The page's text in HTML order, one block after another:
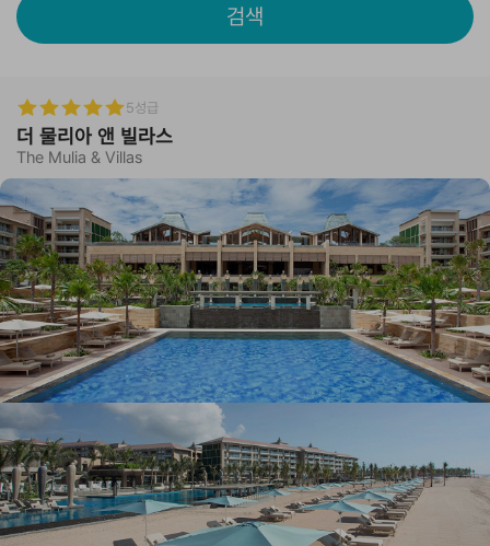
검색
5성급
더 물리아 앤 빌라스
The Mulia & Villas